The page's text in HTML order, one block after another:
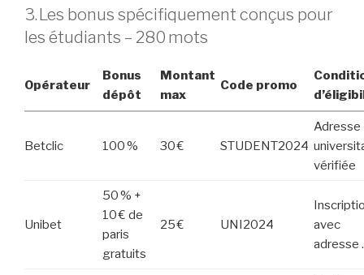
3. Les bonus spécifiquement conçus pour
les étudiants – 280 mots
Opérateur
Bonus
dépôt
Montant
max
Code promo
Betclic 100 % 30 € STUDENT2024
Adresse
vérifiée
Unibet
50 % +
10 € de
paris
gratuits
25 € UNI2024
avec
adresse